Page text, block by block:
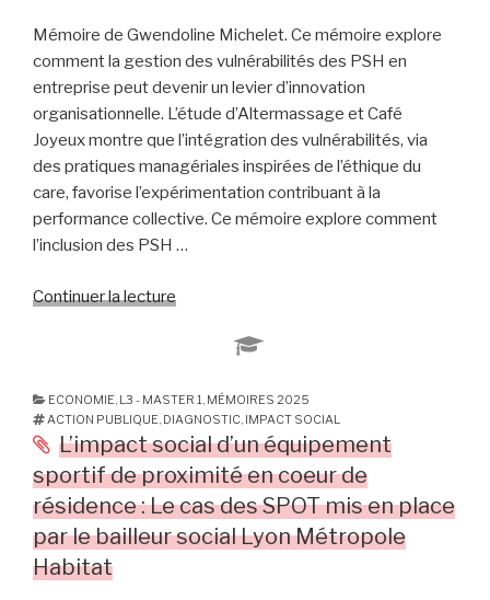
Mémoire de Gwendoline Michelet. Ce mémoire explore
comment la gestion des vulnérabilités des PSH en
entreprise peut devenir un levier d’innovation
organisationnelle. L’étude d’Altermassage et Café
Joyeux montre que l’intégration des vulnérabilités, via
des pratiques managériales inspirées de l’éthique du
care, favorise l’expérimentation contribuant à la
performance collective. Ce mémoire explore comment
l’inclusion des PSH …
Continuer la lecture
à
la
transformabilité
–
Étude
des
ECONOMIE, L3 - MASTER 1, MÉMOIRES 2025
ACTION PUBLIQUE, DIAGNOSTIC, IMPACT SOCIAL
L’impact social d’un équipement
sportif de proximité en coeur de
résidence : Le cas des SPOT mis en place
par le bailleur social Lyon Métropole
Habitat